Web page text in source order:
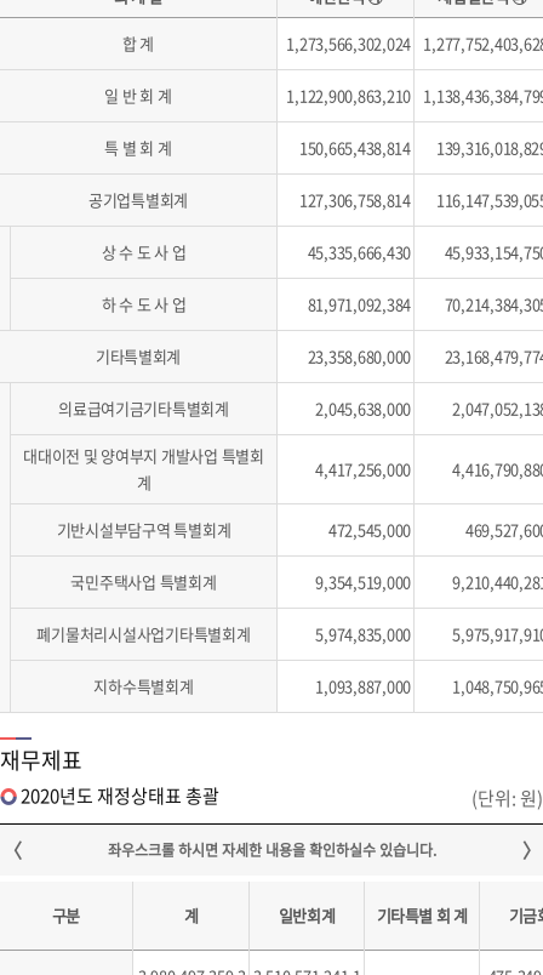
합 계 1,273,566,302,024
일 반 회 계 1,122,900,863,210
특 별 회 계 150,665,438,814
공기업특별회계 127,306,758,814
상 수 도 사 업 45,335,666,430
하 수 도 사 업 81,971,092,384
기타특별회계 23,358,680,000
의료급여기금기타특별회계 2,045,638,000
대대이전 및 양여부지 개발사업 특별회
계
4,417,256,000
기반시설부담구역 특별회계 472,545,000
국민주택사업 특별회계 9,354,519,000
폐기물처리시설사업기타특별회계 5,974,835,000
지하수특별회계 1,093,887,000
재무제표
2020년도 재정상태표 총괄 (단위: 원)
구분 계 일반회계 기타특별 회 계 기금